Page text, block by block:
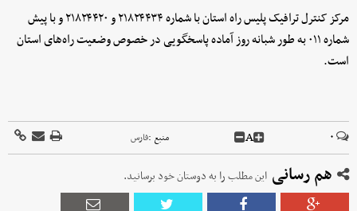
مرکز کنترل ترافیک پلیس راه استان با شماره ۲۱۸۲۴۴۳۴ و ۲۱۸۲۴۴۲۰ و با پیش
شماره ۰۱۱ به طور شبانه روز آماده پاسخگویی در خصوص وضعیت راه‌های استان
است.
۰ A منبع :فارس
هم رسانی این مطلب را به دوستان خود برسانید.